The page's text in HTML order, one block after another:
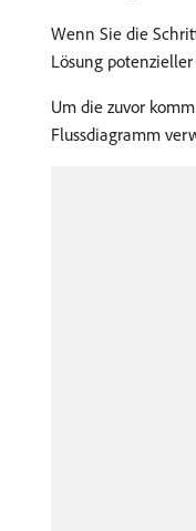
Wenn Sie die
Lösung
Um die zuvor
Flussdiagramm